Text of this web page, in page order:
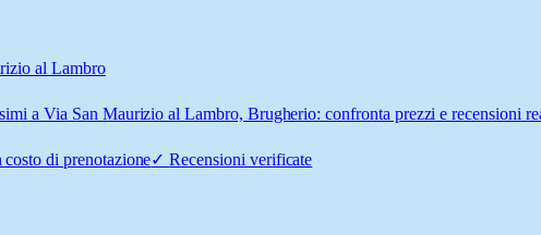
al Lambro
a Via San Maurizio al Lambro, Brugherio: confronta prezzi e recensioni
costo di prenotazione✓Recensioni verificate